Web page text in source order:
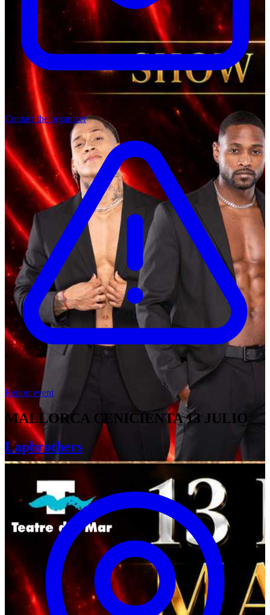
Contact the organizer
Report event
MALLORCA CENICIENTA 13 JULIO
Lapbrothers